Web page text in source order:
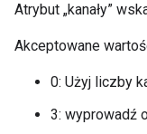
Atrybut „kanały”
Akceptowane
0: Użyj liczby
3: wyprowadź